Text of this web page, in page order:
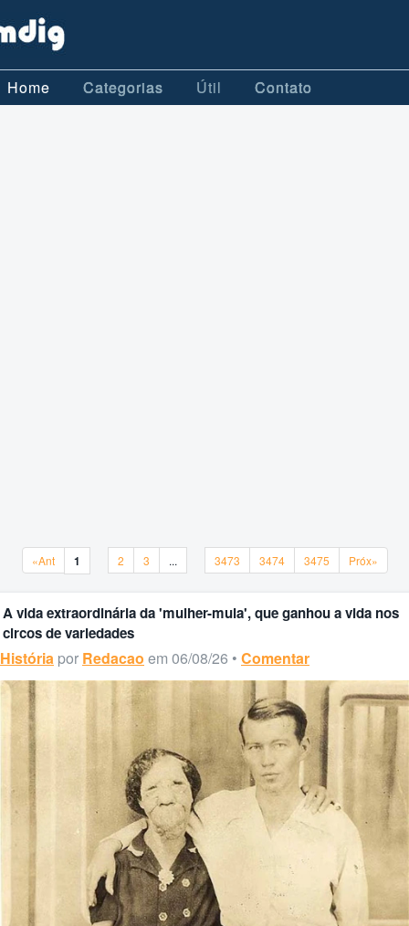
Home Categorias Útil Contato
«Ant«Ant1 22 33 ... 347334733474347434753475Próx»Próx»
A vida extraordinária da 'mulher-mula', que ganhou a vida nos
circos de variedades
História por Redacao em 06/08/26 • Comentar